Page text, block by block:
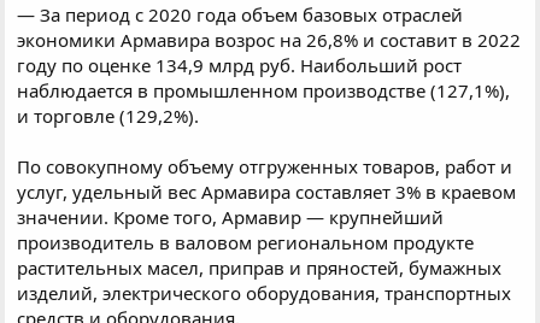
— За период с 2020 года объем базовых отраслей
экономики Армавира возрос на 26,8% и составит в 2022
году по оценке 134,9 млрд руб. Наибольший рост
наблюдается в промышленном производстве (127,1%),
и торговле (129,2%).
По совокупному объему отгруженных товаров, работ и
услуг, удельный вес Армавира составляет 3% в краевом
значении. Кроме того, Армавир — крупнейший
производитель в валовом региональном продукте
растительных масел, приправ и пряностей, бумажных
изделий, электрического оборудования, транспортных
средств и оборудования.